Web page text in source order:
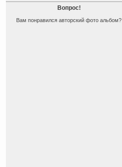
Вопрос!
Вам понравился авторский фото альбом?